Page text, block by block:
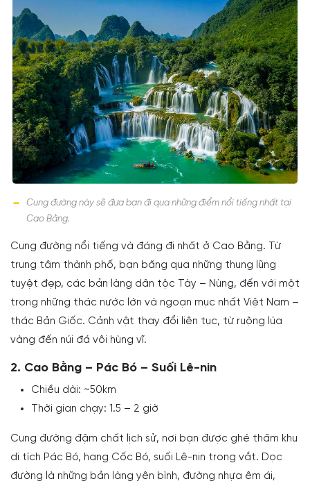
Cung đường này sẽ đưa bạn đi qua những điểm nổi tiếng nhất tại
Cao Bằng.
Cung đường nổi tiếng và đáng đi nhất ở Cao Bằng. Từ
trung tâm thành phố, bạn băng qua những thung lũng
tuyệt đẹp, các bản làng dân tộc Tày – Nùng, đến với một
trong những thác nước lớn và ngoạn mục nhất Việt Nam –
thác Bản Giốc. Cảnh vật thay đổi liên tục, từ ruộng lúa
vàng đến núi đá vôi hùng vĩ.
2. Cao Bằng – Pác Bó – Suối Lê-nin
Chiều dài: ~50km
Thời gian chạy: 1.5 – 2 giờ
Cung đường đậm chất lịch sử, nơi bạn được ghé thăm khu
di tích Pác Bó, hang Cốc Bó, suối Lê-nin trong vắt. Dọc
đường là những bản làng yên bình, đường nhựa êm ái,